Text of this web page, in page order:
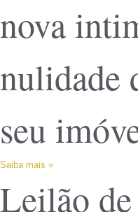
nova
nulidade
seu
Saiba mais »
Leilão